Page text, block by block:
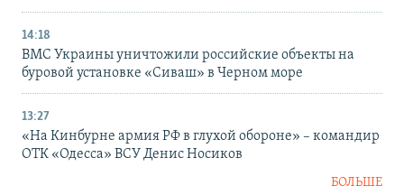
14:18
ВМС Украины уничтожили российские объекты на
буровой установке «Сиваш» в Черном море
13:27
«На Кинбурне армия РФ в глухой обороне» – командир
ОТК «Одесса» ВСУ Денис Носиков
БОЛЬШЕ